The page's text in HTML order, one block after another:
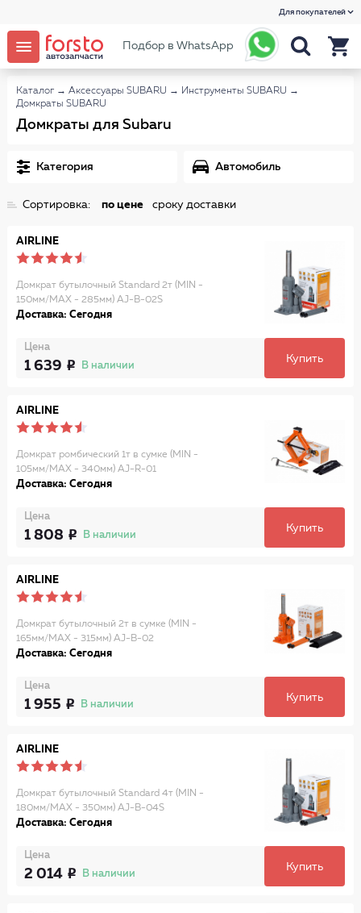
Для покупателей
Подбор в WhatsApp
Каталог → Аксессуары SUBARU → Инструменты SUBARU →
Домкраты SUBARU
Домкраты для Subaru
Категория Автомобиль
Сортировка: по цене сроку доставки
AIRLINE
Домкрат бутылочный Standard 2т (MIN -
150мм/MAX - 285мм) AJ-B-02S
Доставка: Сегодня
Цена
1 639 В наличии
Купить
AIRLINE
Домкрат ромбический 1т в сумке (MIN -
105мм/MAX - 340мм) AJ-R-01
Доставка: Сегодня
Цена
1 808 В наличии
Купить
AIRLINE
Домкрат бутылочный 2т в сумке (MIN -
165мм/MAX - 315мм) AJ-B-02
Доставка: Сегодня
Цена
1 955 В наличии
Купить
AIRLINE
Домкрат бутылочный Standard 4т (MIN -
180мм/MAX - 350мм) AJ-B-04S
Доставка: Сегодня
Цена
2 014 В наличии
Купить